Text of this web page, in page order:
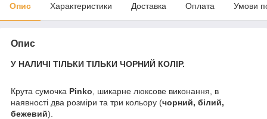
Опис Характеристики Доставка Оплата Умови
Опис
У НАЛИЧІ ТІЛЬКИ ТІЛЬКИ ЧОРНИЙ КОЛІР.
Крута сумочка Pinko , шикарне люксове виконання, в
наявності два розміри та три кольору (чорний, білий,
бежевий).